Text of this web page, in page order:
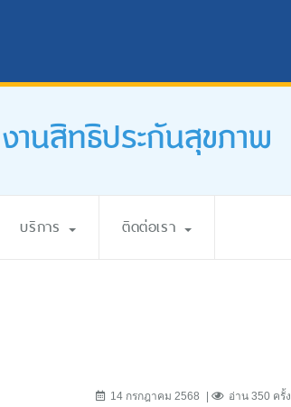
งานสิทธิประกันสุขภาพ
บริการ ติดต่อเรา
14 กรกฎาคม 2568 อ่าน 350 ครั้ง